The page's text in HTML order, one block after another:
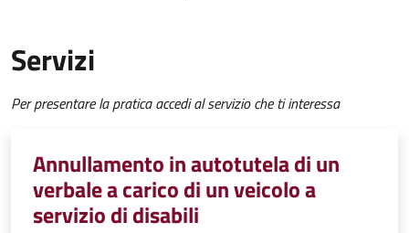
Servizi
Per presentare la pratica accedi al servizio che ti interessa
Annullamento in autotutela di un
verbale a carico di un veicolo a
servizio di disabili